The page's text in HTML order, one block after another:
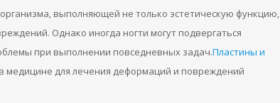
выполняющей не только эстетическую функцию,
Однако иногда ногти могут подвергаться
при выполнении повседневных задач.Пластины и
медицине для лечения деформаций и повреждений